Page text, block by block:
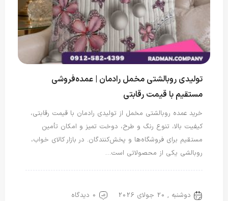
تولیدی روبالشتی مخمل رادمان | عمده‌فروشی
مستقیم با قیمت رقابتی
خرید عمده روبالشتی مخمل از تولیدی رادمان با قیمت رقابتی،
کیفیت بالا، تنوع رنگ و طرح، دوخت تمیز و امکان تأمین
مستقیم برای فروشگاه‌ها و پخش‌کنندگان. در بازار کالای خواب،
روبالشی یکی از محصولاتی است…
دوشنبه , 20 جولای 2026 0 دیدگاه